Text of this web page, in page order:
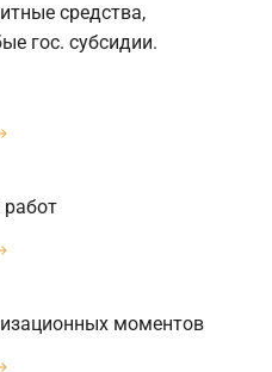
средства,
гос. субсидии.
работ
моментов